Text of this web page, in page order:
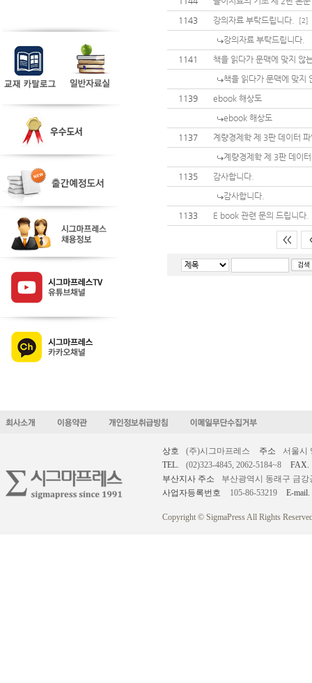
1143
강의자료 부탁드립니다. [2]
강의자료 부탁드립니다.
1141
책을 읽다가 문맥에 맞지 않
책을 읽다가 문맥에 맞지
1139
ebook 해상도
ebook 해상도
1137
계량경제학 제 3판 데이터
계량경제학 제 3판 데이
1135
감사합니다.
감사합니다.
1133
E book 관련 문의 드립니다.
<<
상호 (주)시그마프레스 주소
서울시
TEL.
(02)323-4845, 2062-5184~8
FAX.
부산지사 주소
부산광역시 동래구 금강
사업자등록번호
105-86-53219 E-mail.
Copyright © SigmaPress All Rights